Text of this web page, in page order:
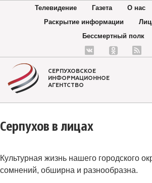
Телевидение Газета О нас
Раскрытие информации
Бессмертный полк
СЕРПУХОВСКОЕ
ИНФОРМАЦИОННОЕ
АГЕНТСТВО
Серпухов в лицах
Культурная жизнь нашего городского
сомнений, обширна и разнообразна.